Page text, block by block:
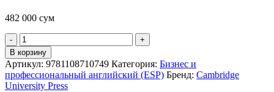
482 000 сум
Quantity
В корзину
Артикул: 9781108710749 Категория: Бизнес и
профессиональный английский (ESP) Бренд: Cambridge
University Press